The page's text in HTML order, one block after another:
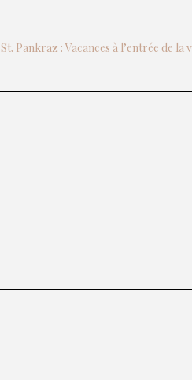
St. Pankraz : Vacances à l’entrée de la